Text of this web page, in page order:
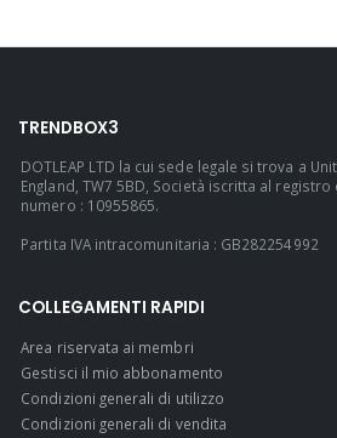
TRENDBOX3
DOTLEAP LTD la cui sede legale si trova a
England, TW7 5BD, Società iscritta al
numero : 10955865.
Partita IVA intracomunitaria : GB282254992
COLLEGAMENTI RAPIDI
Area riservata ai membri
Gestisci il mio abbonamento
Condizioni generali di utilizzo
Condizioni generali di vendita